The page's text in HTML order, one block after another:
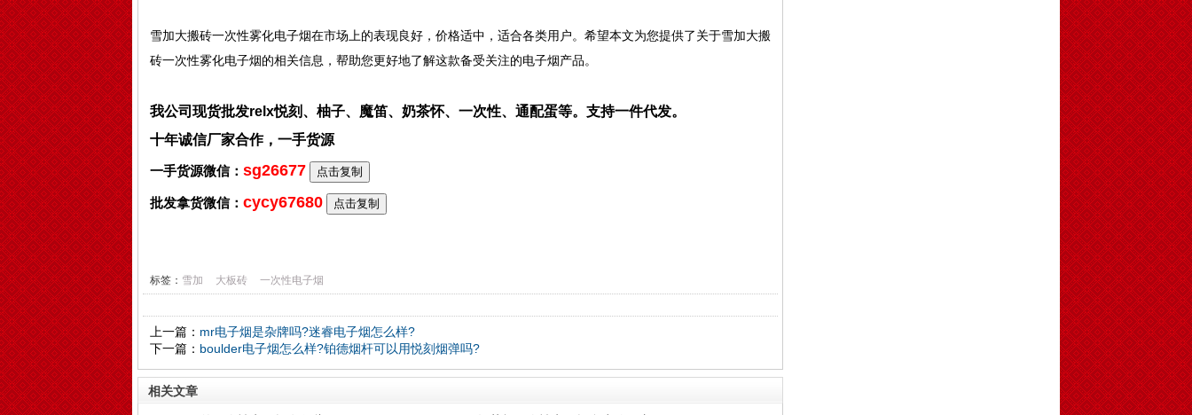
雪加大搬砖一次性雾化电子烟在市场上的表现良好，价格适中，适合各类用户。希望本文为您提供了关于雪加大搬
砖一次性雾化电子烟的相关信息，帮助您更好地了解这款备受关注的电子烟产品。
我公司现货批发relx悦刻、柚子、魔笛、奶茶怀、一次性、通配蛋等。支持一件代发。
十年诚信厂家合作，一手货源
一手货源微信： sg26677 点击复制
批发拿货微信： cycy67680 点击复制
标签： 雪加 大板砖 一次性电子烟
上一篇： mr电子烟是杂牌吗?迷睿电子烟怎么样?
下一篇： boulder电子烟怎么样?铂德烟杆可以用悦刻烟弹吗?
相关文章